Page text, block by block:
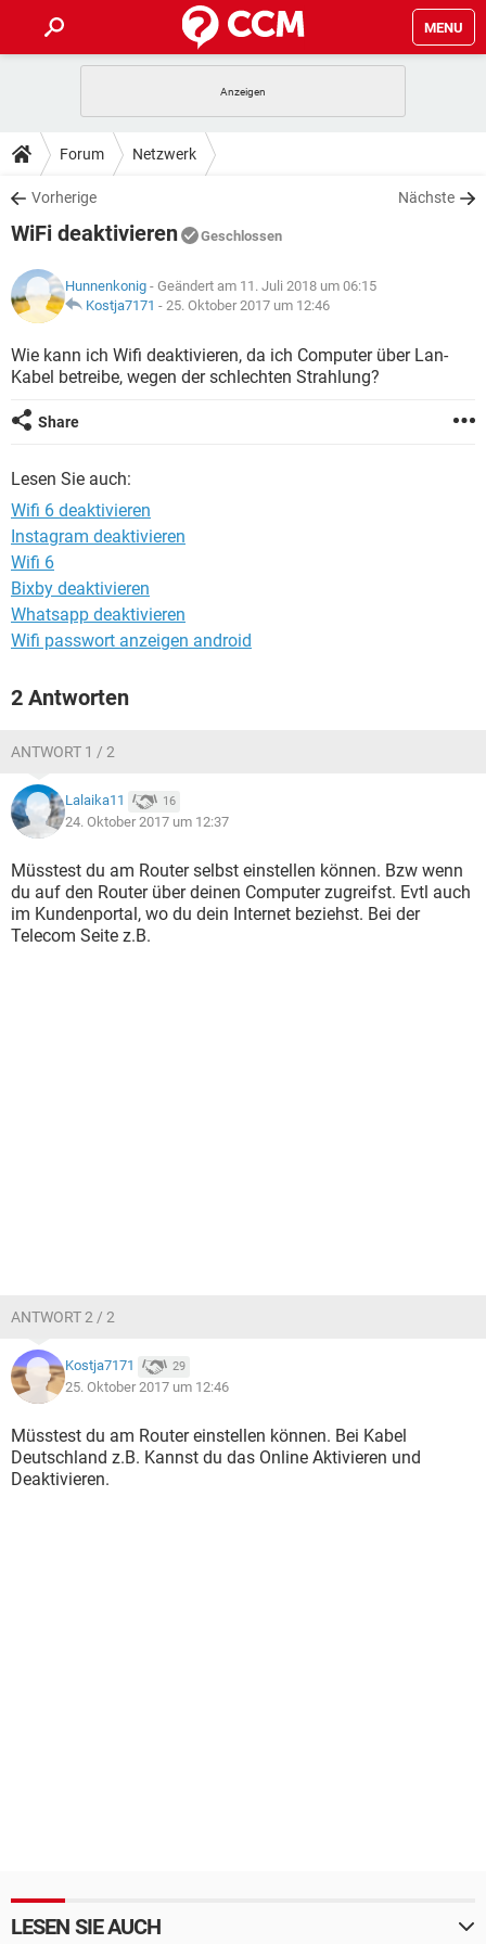
MENU
ANDROID
WINDOWS 10
WHATSAPP TIKTOK
FACEBOOK
TIPPS & TRICKS
SPIELE
WHATSAPP TIKTOK
FACEBOOK
DOWNLOADS
SPIELE STREAMING
ANDROID
WINDOWS 10 INSTAGRAM
WHATSAPP TIKTOK
FACEBOOK HARDWARE
SPIELE STREAMING
ANDROID
WINDOWS 10 INSTAGRAM
LEXIKON
SPIELE STREAMING
ANDROID IOS
WINDOWS 10
Forum Netzwerk
Vorherige Nächste
WiFi deaktivieren Geschlossen
Hunnenkonig - Geändert am 11. Juli 2018 um 06:15
Kostja7171 - 25. Oktober 2017 um 12:46
Wie kann ich Wifi deaktivieren, da ich Computer über Lan-
Kabel betreibe, wegen der schlechten Strahlung?
Share
Lesen Sie auch:
Wifi 6 deaktivieren
Instagram deaktivieren
Wifi 6
Bixby deaktivieren
Whatsapp deaktivieren
Wifi passwort anzeigen android
2 Antworten
ANTWORT 1 / 2
Lalaika11 16
24. Oktober 2017 um 12:37
Müsstest du am Router selbst einstellen können. Bzw wenn
du auf den Router über deinen Computer zugreifst. Evtl auch
im Kundenportal, wo du dein Internet beziehst. Bei der
Telecom Seite z.B.
ANTWORT 2 / 2
Kostja7171 29
25. Oktober 2017 um 12:46
Müsstest du am Router einstellen können. Bei Kabel
Deutschland z.B. Kannst du das Online Aktivieren und
Deaktivieren.
LESEN SIE AUCH